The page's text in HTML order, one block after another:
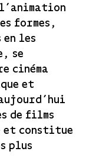
formes,
en les
se
cinéma
et
de films
et constitue
plus